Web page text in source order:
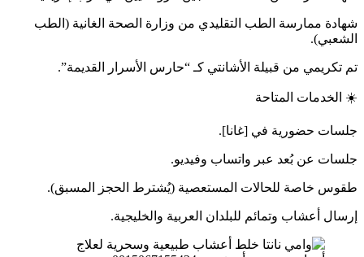
شهادة ممارسة الطب التقليدي من وزارة الصحة الغانية (الطب
الشعبي).
تم تكريمي من قبيلة الأشانتي كـ “حارس الأسرار القديمة”.
☀️ الخدمات المتاحة
جلسات حضورية في [غانا].
جلسات عن بُعد عبر واتساب وفيديو.
طقوس خاصة للحالات المستعصية (يُشترط الحجز المسبق).
إرسال أعشاب وتمائم للبلدان العربية والخليجية.